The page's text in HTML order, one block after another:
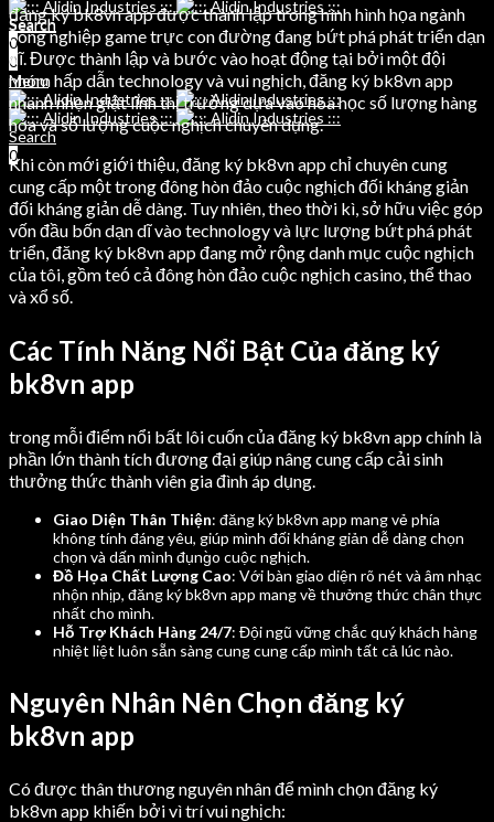
Search
0
Search
0
0
Menu
Search
0
đăng ký bk8vn app được thành lập trong hình hình họa ngành
công nghiệp game trực con đường đang bứt phá phát triển dạn
dĩ. Được thành lập và bước vào hoạt động tại bởi một đội
nhóm hấp dẫn technology và vui nghịch, đăng ký bk8vn app
nhanh nhẹn giật lĩnh thị trường dựa vào hóa học số lượng hàng
hóa và số lượng cuộc nghịch chuyên dụng.
Khi còn mới giới thiệu, đăng ký bk8vn app chỉ chuyên cung
cung cấp một trong đông hòn đảo cuộc nghịch đối kháng giản
đối kháng giản dễ dàng. Tuy nhiên, theo thời kì, sở hữu việc góp
vốn đầu bốn dạn dĩ vào technology và lực lượng bứt phá phát
triển, đăng ký bk8vn app đang mở rộng danh mục cuộc nghịch
của tôi, gồm teó cả đông hòn đảo cuộc nghịch casino, thể thao
và xổ số.
Các Tính Năng Nổi Bật Của đăng ký
bk8vn app
trong mỗi điểm nổi bất lôi cuốn của đăng ký bk8vn app chính là
phần lớn thành tích đương đại giúp nâng cung cấp cải sinh
thưởng thức thành viên gia đình áp dụng.
Giao Diện Thân Thiện: đăng ký bk8vn app mang vẻ phía
không tính đáng yêu, giúp mình đối kháng giản dễ dàng chọn
chọn và dấn mình đụng̀o cuộc nghịch.
Đồ Họa Chất Lượng Cao: Với bàn giao diện rõ nét và âm nhạc
nhộn nhịp, đăng ký bk8vn app mang về thưởng thức chân thực
nhất cho mình.
Hỗ Trợ Khách Hàng 24/7: Đội ngũ vững chắc quý khách hàng
nhiệt liệt luôn sẵn sàng cung cung cấp mình tất cả lúc nào.
Nguyên Nhân Nên Chọn đăng ký
bk8vn app
Có được thân thương nguyên nhân để mình chọn đăng ký
bk8vn app khiến bởi vì trí vui nghịch: